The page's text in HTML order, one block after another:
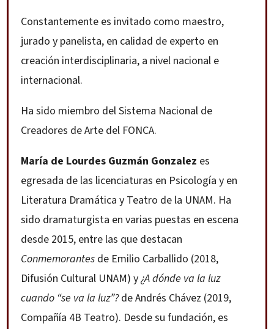
Constantemente es invitado como maestro,
jurado y panelista, en calidad de experto en
creación interdisciplinaria, a nivel nacional e
internacional.
Ha sido miembro del Sistema Nacional de
Creadores de Arte del FONCA.
María de Lourdes Guzmán Gonzalez es
egresada de las licenciaturas en Psicología y en
Literatura Dramática y Teatro de la UNAM. Ha
sido dramaturgista en varias puestas en escena
desde 2015, entre las que destacan
Conmemorantes de Emilio Carballido (2018,
Difusión Cultural UNAM) y¿A dónde va la luz
cuando “se va la luz”?de Andrés Chávez (2019,
Compañía 4B Teatro). Desde su fundación, es